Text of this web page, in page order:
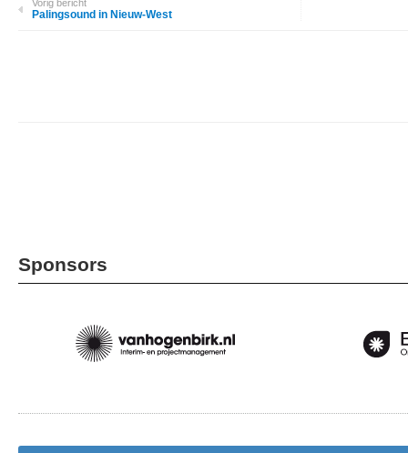
Vorig bericht
Palingsound in Nieuw-West
Sponsors